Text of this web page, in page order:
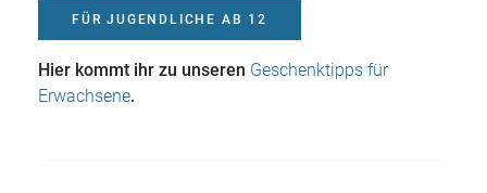
FÜR JUGENDLICHE AB 12
Hier kommt ihr zu unseren Geschenktipps für
Erwachsene.